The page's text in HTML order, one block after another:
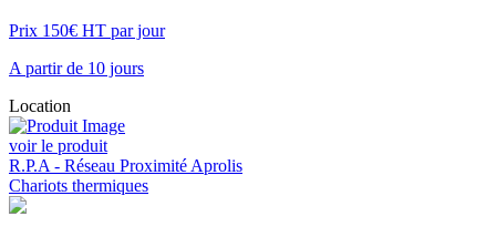
Prix 150€ HT par jour
A partir de 10 jours
Location
voir le produit
R.P.A - Réseau Proximité Aprolis
Chariots thermiques